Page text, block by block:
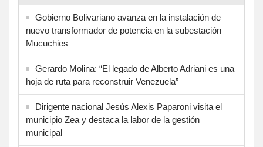
Gobierno Bolivariano avanza en la instalación de
nuevo transformador de potencia en la subestación
Mucuchies
Gerardo Molina: “El legado de Alberto Adriani es una
hoja de ruta para reconstruir Venezuela”
Dirigente nacional Jesús Alexis Paparoni visita el
municipio Zea y destaca la labor de la gestión
municipal